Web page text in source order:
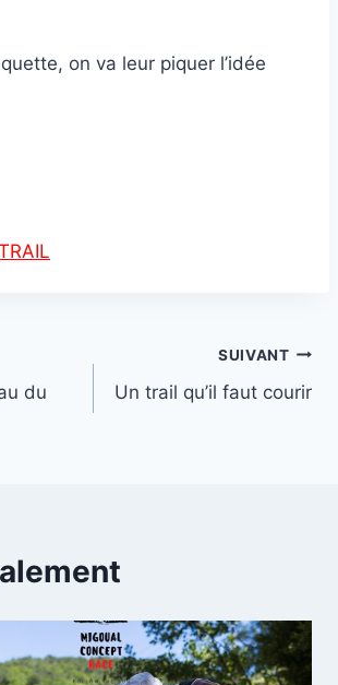
on va leur piquer l’idée
du
SUIVANT
Un trail qu’il faut courir